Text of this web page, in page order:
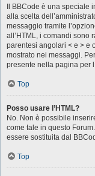
Il BBCode è una speciale
alla scelta
messaggio tramite
all’HTML, i comandi sono
parentesi angolari < e > e
mostrato nei messaggi.
presente nella pagina per
Top
Posso usare l’HTML?
No. Non è possibile
come tale in questo
essere sostituita dal
Top